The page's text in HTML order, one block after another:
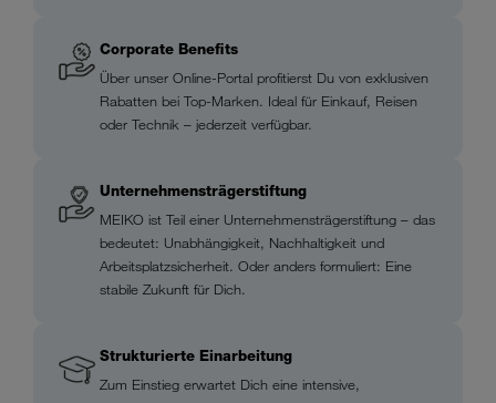
Corporate Benefits
Über unser Online-Portal profitierst Du von exklusiven
Rabatten bei Top-Marken. Ideal für Einkauf, Reisen
oder Technik – jederzeit verfügbar.
Unternehmensträgerstiftung
MEIKO ist Teil einer Unternehmensträgerstiftung – das
bedeutet: Unabhängigkeit, Nachhaltigkeit und
Arbeitsplatzsicherheit. Oder anders formuliert: Eine
stabile Zukunft für Dich.
Strukturierte Einarbeitung
Zum Einstieg erwartet Dich eine intensive,